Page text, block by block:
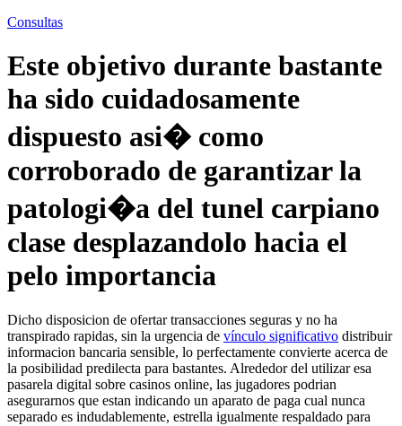
Consultas
Este objetivo durante bastante
ha sido cuidadosamente
dispuesto asi� como
corroborado de garantizar la
patologi�a del tunel carpiano
clase desplazandolo hacia el
pelo importancia
Dicho disposicion de ofertar transacciones seguras y no ha
transpirado rapidas, sin la urgencia de vínculo significativo distribuir
informacion bancaria sensible, lo perfectamente convierte acerca de
la posibilidad predilecta para bastantes. Alrededor del utilizar esa
pasarela digital sobre casinos online, las jugadores podrian
asegurarnos que estan indicando un aparato de paga cual nunca
separado es indudablemente, estrella igualmente respaldado para